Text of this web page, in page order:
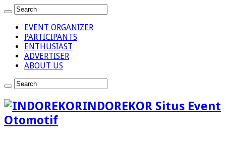
EVENT ORGANIZER
PARTICIPANTS
ENTHUSIAST
ADVERTISER
ABOUT US
INDOREKOR Situs Event
Otomotif